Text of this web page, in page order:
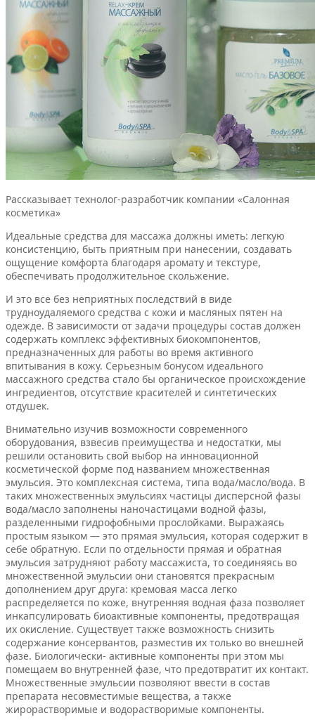
Рассказывает технолог-разработчик компании «Салонная
косметика»
Идеальные средства для массажа должны иметь: легкую
консистенцию, быть приятным при нанесении, создавать
ощущение комфорта благодаря аромату и текстуре,
обеспечивать продолжительное скольжение.
И это все без неприятных последствий в виде
трудноудаляемого средства с кожи и масляных пятен на
одежде. В зависимости от задачи процедуры состав должен
содержать комплекс эффективных биокомпонентов,
предназначенных для работы во время активного
впитывания в кожу. Серьезным бонусом идеального
массажного средства стало бы органическое происхождение
ингредиентов, отсутствие красителей и синтетических
отдушек.
Внимательно изучив возможности современного
оборудования, взвесив преимущества и недостатки, мы
решили остановить свой выбор на инновационной
косметической форме под названием множественная
эмульсия. Это комплексная система, типа вода/масло/вода. В
таких множественных эмульсиях частицы дисперсной фазы
вода/масло заполнены наночастицами водной фазы,
разделенными гидрофобными прослойками. Выражаясь
простым языком — это прямая эмульсия, которая содержит в
себе обратную. Если по отдельности прямая и обратная
эмульсия затрудняют работу массажиста, то соединяясь во
множественной эмульсии они становятся прекрасным
дополнением друг друга: кремовая масса легко
распределяется по коже, внутренняя водная фаза позволяет
инкапсулировать биоактивные компоненты, предотвращая
их окисление. Существует также возможность снизить
содержание консервантов, разместив их только во внешней
фазе. Биологически- активные компоненты при этом мы
помещаем во внутренней фазе, что предотвратит их контакт.
Множественные эмульсии позволяют ввести в состав
препарата несовместимые вещества, а также
жирорастворимые и водорастворимые компоненты.